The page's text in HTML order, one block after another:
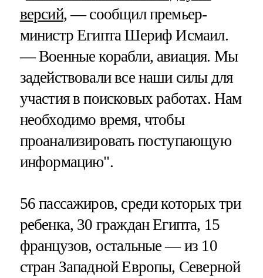
версий, — сообщил премьер-
министр Египта Шериф Исмаил.
— Военные корабли, авиация. Мы
задействовали все наши силы для
участия в поисковых работах. Нам
необходимо время, чтобы
проанализировать поступающую
информацию".
56 пассажиров, среди которых три
ребенка, 30 граждан Египта, 15
французов, остальные — из 10
стран Западной Европы, Северной